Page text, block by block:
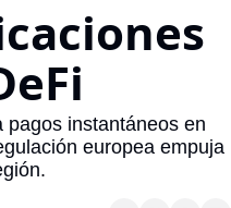
Description
Description
pagos instantáneos en
europea empuja